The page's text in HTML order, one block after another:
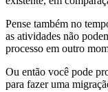
Pense também no
as atividades não
processo em outro
Ou então você pode
para fazer uma